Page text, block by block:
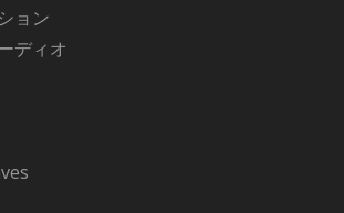
ョン
ディオ